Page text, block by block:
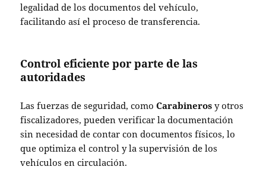
legalidad de los documentos del vehículo,
facilitando así el proceso de transferencia.
Control eficiente por parte de las
autoridades
Las fuerzas de seguridad, comoCarabineros y otros
fiscalizadores, pueden verificar la documentación
sin necesidad de contar con documentos físicos, lo
que optimiza el control y la supervisión de los
vehículos en circulación.